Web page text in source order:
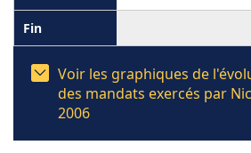
Voir les graphiques de
des mandats exercés par
2006